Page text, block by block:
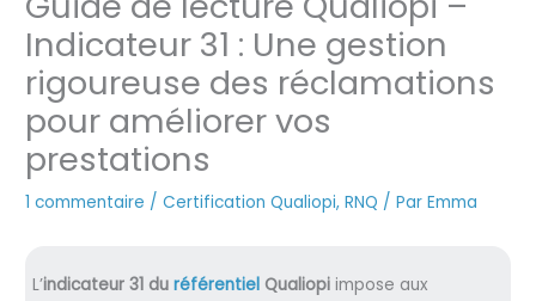
Indicateur 31 : Une gestion
rigoureuse des réclamations
pour améliorer vos
prestations
1 commentaire /Certification Qualiopi,RNQ / ParEmma
L’indicateur 31 duréférentiel Qualiopi impose aux